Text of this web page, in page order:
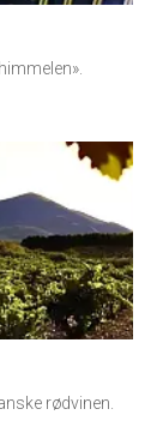
rødvinen.